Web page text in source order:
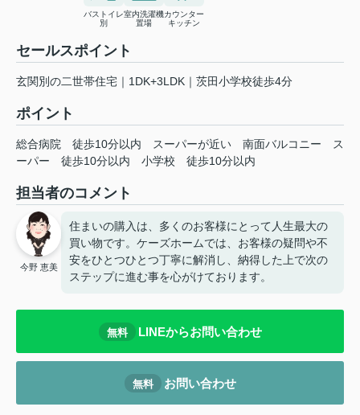
バストイレ
別
室内洗濯機
置場
カウンター
キッチン
セールスポイント
玄関別の二世帯住宅｜1DK+3LDK｜茨田小学校徒歩4分
ポイント
総合病院 徒歩10分以内 スーパーが近い 南面バルコニー
ス
ーパー
徒歩10分以内 小学校 徒歩10分以内
担当者のコメント
今野 恵美
住まいの購入は、多くのお客様にとって人生最大の
買い物です。ケーズホームでは、お客様の疑問や不
安をひとつひとつ丁寧に解消し、納得した上で次の
ステップに進む事を心がけております。
無料 LINEからお問い合わせ
無料 お問い合わせ